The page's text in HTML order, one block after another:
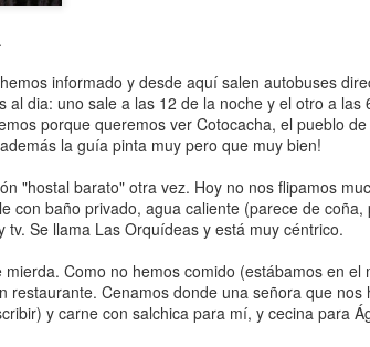
informado y desde aquí salen autobuses
al dia: uno sale a las 12 de la noche y el otro a las
porque queremos ver Cotocacha, el pueblo
la guía pinta muy pero que muy bien!
"hostal barato" otra vez. Hoy no nos flipamos
con baño privado, agua caliente (parece de
Se llama Las Orquídeas y está muy céntrico.
Como no hemos comido (estábamos en el
restaurante. Cenamos donde una señora que nos
y carne con salchica para mí, y cecina para
ya el trekking y con ello prácticamente las
sentirnos todavía dentro...
de 2013.
30 años que he decidido celebrar a más de
tía del mundo...la idea suena bien, pero nos
que nos hubiera gustado: dolor de cabeza y
Confiamos en que el desayuno nos ponga
nos ponemos en pie y a las 7 bajamos a
- Lobuche